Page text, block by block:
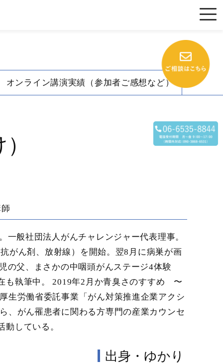
オンライン講演実績（参加者ご感想など）
般社団法人がんチャレンジャー代表理事。
がん剤、放射線）を開始。翌8月に病巣が画
の父、まさかの中咽頭がんステージ4体験
も執筆中。 2019年2月か青臭さのすすめ 〜
生労働省委託事業「がん対策推進企業アクシ
、がん罹患者に関わる方専門の産業カウンセ
している。
出身・ゆかり